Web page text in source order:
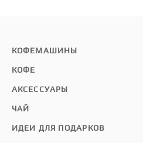
КОФЕМАШИНЫ
КОФЕ
АКСЕССУАРЫ
ЧАЙ
ИДЕИ ДЛЯ ПОДАРКОВ